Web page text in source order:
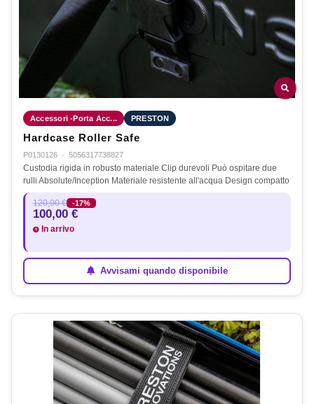
Accessori -Porta Acc... PRESTON
Hardcase Roller Safe
P0130126 · 5056317738827
Custodia rigida in robusto materiale Clip durevoli Può ospitare due
rulli Absolute/Inception Materiale resistente all'acqua Design compatto
120,00 € -17%
100,00 €
In arrivo
Avvisami quando disponibile